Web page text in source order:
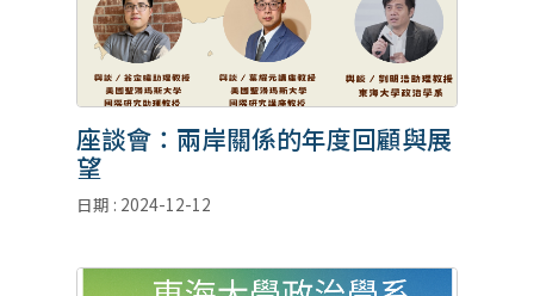
座談會：兩岸關係的年度回顧與展
望
日期 : 2024-12-12